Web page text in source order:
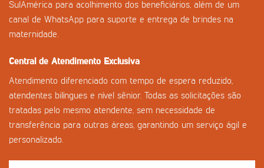
SulAmérica para acolhimento dos beneficiários, além de um
canal de WhatsApp para suporte e entrega de brindes na
maternidade.
Central de Atendimento Exclusiva
Atendimento diferenciado com tempo de espera reduzido,
atendentes bilíngues e nível sênior. Todas as solicitações são
tratadas pelo mesmo atendente, sem necessidade de
transferência para outras áreas, garantindo um serviço ágil e
personalizado.